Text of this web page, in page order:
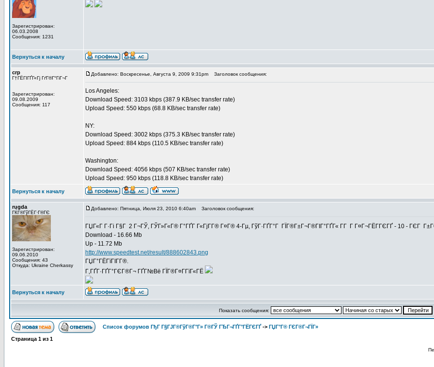
Зарегистрирован:
06.03.2008
Сообщения: 1231
Вернуться к началу
crp
Г†ГЁГІГҐГ«Гј ГґГ®Г°ГіГ¬Г
Зарегистрирован:
09.08.2009
Сообщения: 117
Добавлено: Воскресенье, Августа 9, 2009 9:31pm Заголовок сообщения:
Los Angeles:
Download Speed: 3103 kbps (387.9 KB/sec transfer rate)
Upload Speed: 550 kbps (68.8 KB/sec transfer rate)
NY:
Download Speed: 3002 kbps (375.3 KB/sec transfer rate)
Upload Speed: 884 kbps (110.5 KB/sec transfer rate)
Washington:
Download Speed: 4056 kbps (507 KB/sec transfer rate)
Upload Speed: 950 kbps (118.8 KB/sec transfer rate)
Вернуться к началу
rugda
ГЌГ®ГўГЁГ·Г®ГЄ
Зарегистрирован:
09.06.2010
Сообщения: 43
Откуда: Ukraine Cherkassy
Добавлено: Пятница, Июля 23, 2010 6:40am Заголовок сообщения:
ГЏГ«Г Г·Гі Г§Г 2 Г¬ГЎ, ГЎГ»Г«Г® Г°ГҐГ Г«ГјГ­Г® Г¤Г® 4-Гµ, ГўГ·ГҐГ°Г ГЇГ®Г±Г¬Г®ГІГ°ГҐГ« Г­Г Г Г¤Г¬ГЁГ­ГЄГҐ - 10 - ГЄГ
Download - 16.66 Mb
Up - 11.72 Mb
http://www.speedtest.net/result/888602843.png
ГЏГ°ГЁГїГІГ­Г®.
Г‚ГҐГ·ГҐГ°ГЄГ®Г¬ ГҐГ№Вё ГЇГ®Г¤Г­ГїГ«ГЁ
Вернуться к началу
Показать сообщения:
Список форумов ГђГ Г§ГЈГ®ГўГ®Г°Г» Г®ГЎ ГЂГ¬ГҐГ°ГЁГЄГҐ-> ГЏГ°Г® ГЄГ®Г¬ГЇГ»
Страница 1 из 1